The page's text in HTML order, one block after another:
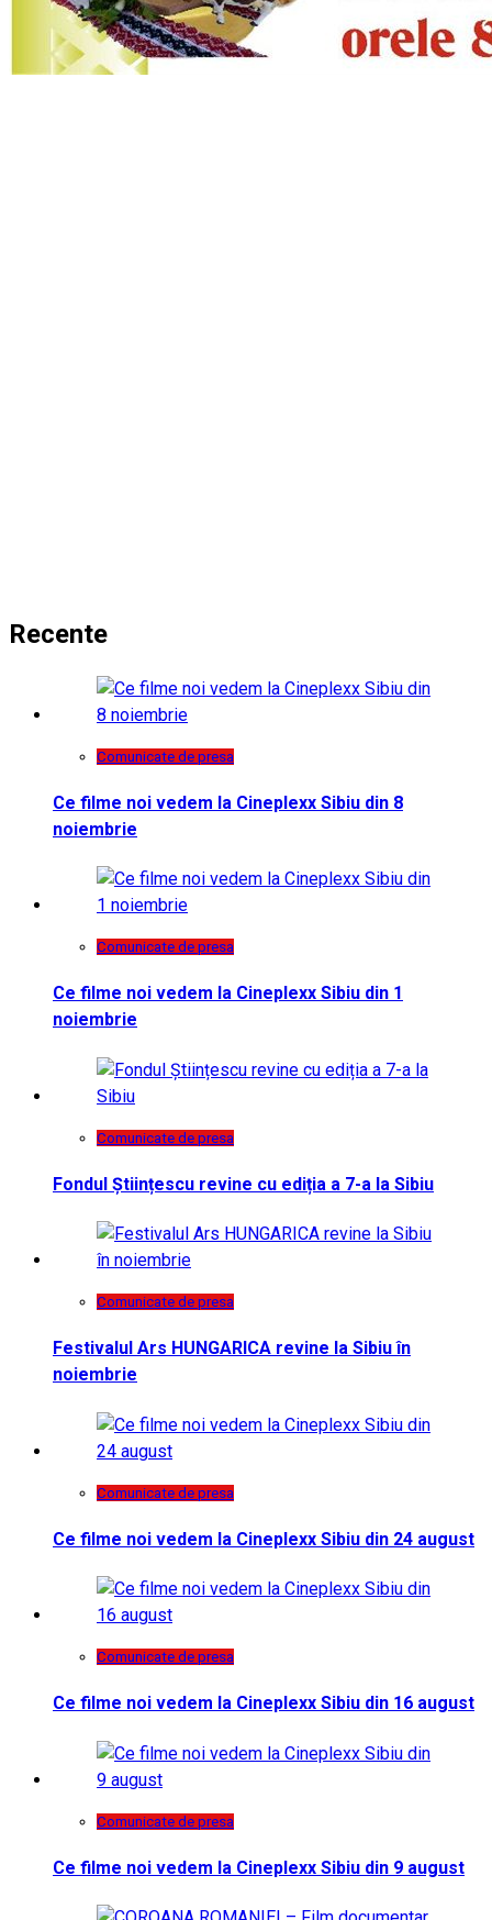
Recente
Comunicate de presa
Ce filme noi vedem la Cineplexx Sibiu din 8
noiembrie
Comunicate de presa
Ce filme noi vedem la Cineplexx Sibiu din 1
noiembrie
Comunicate de presa
Fondul Științescu revine cu ediția a 7-a la Sibiu
Comunicate de presa
Festivalul Ars HUNGARICA revine la Sibiu în
noiembrie
Comunicate de presa
Ce filme noi vedem la Cineplexx Sibiu din 24 august
Comunicate de presa
Ce filme noi vedem la Cineplexx Sibiu din 16 august
Comunicate de presa
Ce filme noi vedem la Cineplexx Sibiu din 9 august